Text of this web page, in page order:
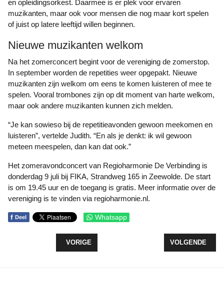
en opleidingsorkest. Daarmee is er plek voor ervaren
muzikanten, maar ook voor mensen die nog maar kort spelen
of juist op latere leeftijd willen beginnen.
Nieuwe muzikanten welkom
Na het zomerconcert begint voor de vereniging de zomerstop.
In september worden de repetities weer opgepakt. Nieuwe
muzikanten zijn welkom om eens te komen luisteren of mee te
spelen. Vooral trombones zijn op dit moment van harte welkom,
maar ook andere muzikanten kunnen zich melden.
“Je kan sowieso bij de repetitieavonden gewoon meekomen en
luisteren”, vertelde Judith. “En als je denkt: ik wil gewoon
meteen meespelen, dan kan dat ook.”
Het zomeravondconcert van Regioharmonie De Verbinding is
donderdag 9 juli bij FIKA, Strandweg 165 in Zeewolde. De start
is om 19.45 uur en de toegang is gratis. Meer informatie over de
vereniging is te vinden via regioharmonie.nl.
f Deel Whatsapp
VORIG ARTIKEL: HAVENDAGEN ZEEWOLDE
VORIGE VOLGENDE
VOLGENDE